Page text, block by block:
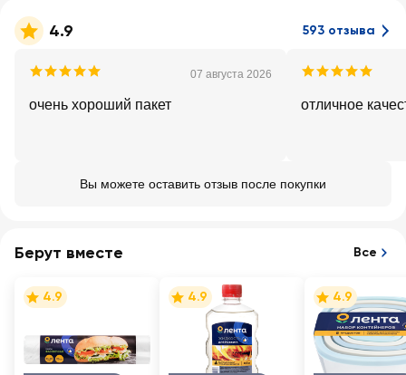
4.9 593 отзыва
07 августа 2026
очень хороший пакет отличное
Вы можете оставить отзыв после покупки
Берут вместе Все
4.9 4.9 4.9